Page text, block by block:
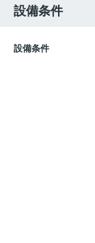
設備条件
設備条件